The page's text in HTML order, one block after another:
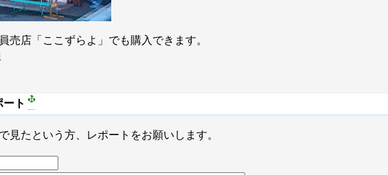
売店「ここずらよ」でも購入できます。
ート
見たという方、レポートをお願いします。